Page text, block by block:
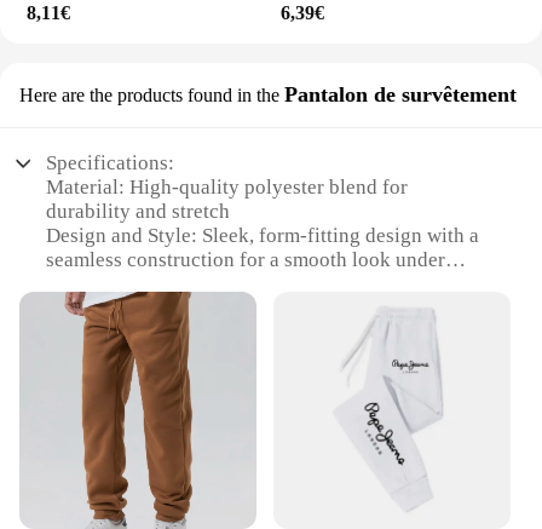
8,11€ 6,39€
Here are the products found in the Pantalon de survêtement
Specifications:
Material: High-quality polyester blend for
durability and stretch
Design and Style: Sleek, form-fitting design with a
seamless construction for a smooth look under
Usage and Purpose: Ideal for fitness enthusiasts
looking for a versatile layering piece
Performance and Property: Moisture-wicking and
breathable fabric to keep you dry and comfortable
during workouts
Shape or Size or Weight or Quantity: Available in a
range of sizes to fit various body types
Applicable People: Suitable for both men and
women seeking functional yet stylish fitness wear